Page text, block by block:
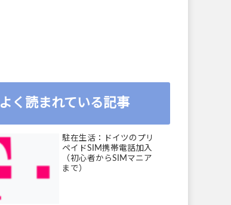
よく読まれている記事
駐在生活：ドイツのプリ
ペイドSIM携帯電話加入
（初心者からSIMマニア
まで）